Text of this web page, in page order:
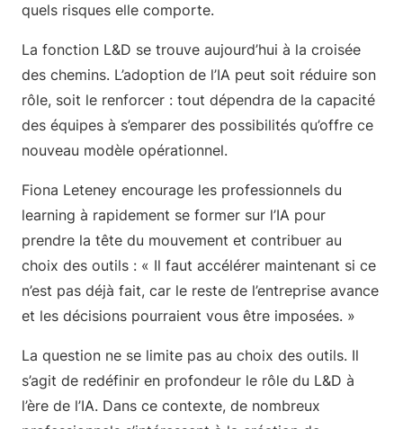
quels risques elle comporte.
La fonction L&D se trouve aujourd’hui à la croisée
des chemins. L’adoption de l’IA peut soit réduire son
rôle, soit le renforcer : tout dépendra de la capacité
des équipes à s’emparer des possibilités qu’offre ce
nouveau modèle opérationnel.
Fiona Leteney encourage les professionnels du
learning à rapidement se former sur l’IA pour
prendre la tête du mouvement et contribuer au
choix des outils : « Il faut accélérer maintenant si ce
n’est pas déjà fait, car le reste de l’entreprise avance
et les décisions pourraient vous être imposées. »
La question ne se limite pas au choix des outils. Il
s’agit de redéfinir en profondeur le rôle du L&D à
l’ère de l’IA. Dans ce contexte, de nombreux